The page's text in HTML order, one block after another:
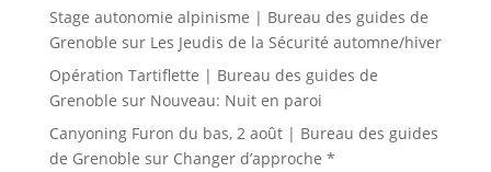
Stage autonomie alpinisme | Bureau des guides de
Grenoble sur Les Jeudis de la Sécurité automne/hiver
Opération Tartiflette | Bureau des guides de
Grenoble sur Nouveau: Nuit en paroi
Canyoning Furon du bas, 2 août | Bureau des guides
de Grenoble sur Changer d’approche *